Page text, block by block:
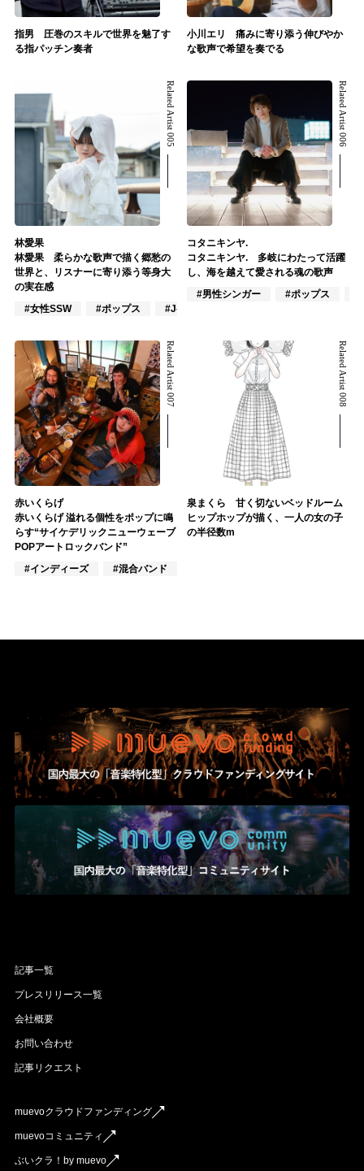
指男 圧巻のスキルで世界を魅了す
る指パッチン奏者
小川エリ 痛みに寄り添う伸びやか
な歌声で希望を奏でる
Related Artist 005
林愛果
林愛果 柔らかな歌声で描く郷愁の
世界と、リスナーに寄り添う等身大
の実在感
#女性SSW
#ポップス #J-POP
Related Artist 006
コタニキンヤ.
コタニキンヤ. 多岐にわたって活躍
し、海を越えて愛される魂の歌声
#男性シンガー
#ポップス
Related Artist 007
赤いくらげ
赤いくらげ 溢れる個性をポップに鳴
らす“サイケデリックニューウェーブ
POPアートロックバンド”
#インディーズ
#混合バンド
Related Artist 008
泉まくら 甘く切ないベッドルーム
ヒップホップが描く、一人の女の子
の半径数m
記事一覧
プレスリリース一覧
会社概要
お問い合わせ
記事リクエスト
muevoクラウドファンディング
muevoコミュニティ
ぶいクラ！by muevo